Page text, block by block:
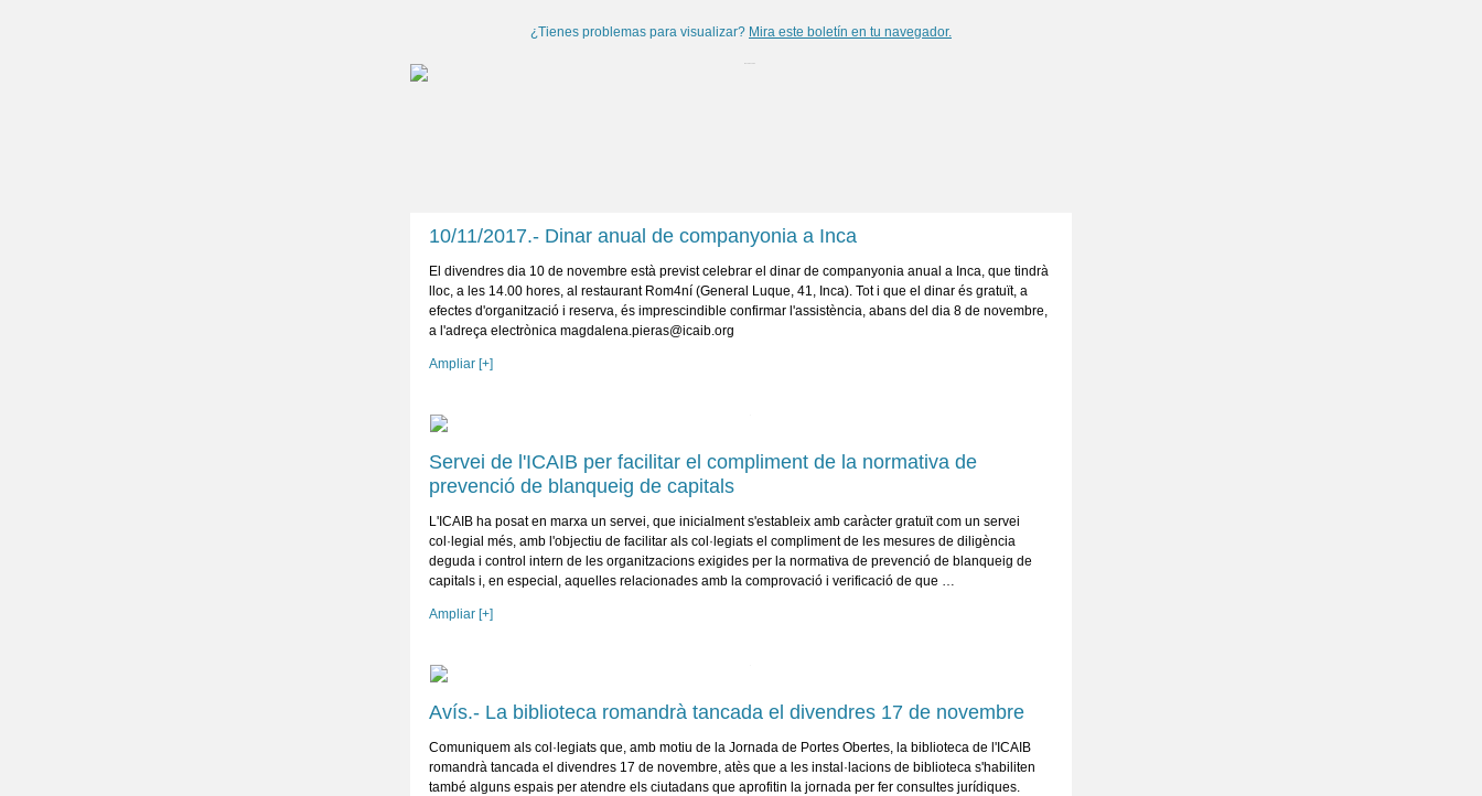
¿Tienes problemas para visualizar? Mira este boletín en tu navegador.
10/11/2017.- Dinar anual de companyonia a Inca
El divendres dia 10 de novembre està previst celebrar el dinar de companyonia anual a Inca, que tindrà
lloc, a les 14.00 hores, al restaurant Rom4ní (General Luque, 41, Inca). Tot i que el dinar és gratuït, a
efectes d'organització i reserva, és imprescindible confirmar l'assistència, abans del dia 8 de novembre,
a l'adreça electrònica magdalena.pieras@icaib.org
Ampliar [+]
Servei de l'ICAIB per facilitar el compliment de la normativa de
prevenció de blanqueig de capitals
L'ICAIB ha posat en marxa un servei, que inicialment s'estableix amb caràcter gratuït com un servei
col·legial més, amb l'objectiu de facilitar als col·legiats el compliment de les mesures de diligència
deguda i control intern de les organitzacions exigides per la normativa de prevenció de blanqueig de
capitals i, en especial, aquelles relacionades amb la comprovació i verificació de que …
Ampliar [+]
Avís.- La biblioteca romandrà tancada el divendres 17 de novembre
Comuniquem als col·legiats que, amb motiu de la Jornada de Portes Obertes, la biblioteca de l'ICAIB
romandrà tancada el divendres 17 de novembre, atès que a les instal·lacions de biblioteca s'habiliten
també alguns espais per atendre els ciutadans que aprofitin la jornada per fer consultes jurídiques.